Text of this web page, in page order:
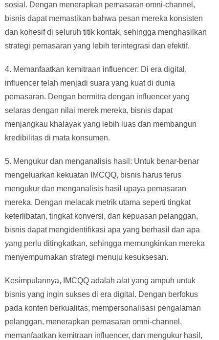
sosial. Dengan menerapkan pemasaran omni-channel,
bisnis dapat memastikan bahwa pesan mereka konsisten
dan kohesif di seluruh titik kontak, sehingga menghasilkan
strategi pemasaran yang lebih terintegrasi dan efektif.
4. Memanfaatkan kemitraan influencer: Di era digital,
influencer telah menjadi suara yang kuat di dunia
pemasaran. Dengan bermitra dengan influencer yang
selaras dengan nilai merek mereka, bisnis dapat
menjangkau khalayak yang lebih luas dan membangun
kredibilitas di mata konsumen.
5. Mengukur dan menganalisis hasil: Untuk benar-benar
mengeluarkan kekuatan IMCQQ, bisnis harus terus
mengukur dan menganalisis hasil upaya pemasaran
mereka. Dengan melacak metrik utama seperti tingkat
keterlibatan, tingkat konversi, dan kepuasan pelanggan,
bisnis dapat mengidentifikasi apa yang berhasil dan apa
yang perlu ditingkatkan, sehingga memungkinkan mereka
menyempurnakan strategi menuju kesuksesan.
Kesimpulannya, IMCQQ adalah alat yang ampuh untuk
bisnis yang ingin sukses di era digital. Dengan berfokus
pada konten berkualitas, mempersonalisasi pengalaman
pelanggan, menerapkan pemasaran omni-channel,
memanfaatkan kemitraan influencer, dan mengukur hasil,